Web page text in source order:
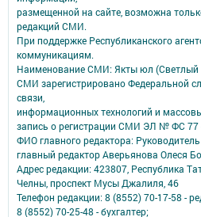
размещенной на сайте, возможна
редакций СМИ.
При поддержке Республиканского
коммуникациям.
Наименование СМИ: Якты юл (Светлый
СМИ зарегистрировано Федеральной
связи,
информационных технологий и
запись о регистрации СМИ ЭЛ № ФС 77
ФИО главного редактора:
главный редактор Аверьянова Олеся
Адрес редакции: 423807, Республика
Челны, проспект Мусы Джалиля, 46
Телефон редакции: 8 (8552) 70-17-58 -
8 (8552) 70-25-48 - бухгалтер;